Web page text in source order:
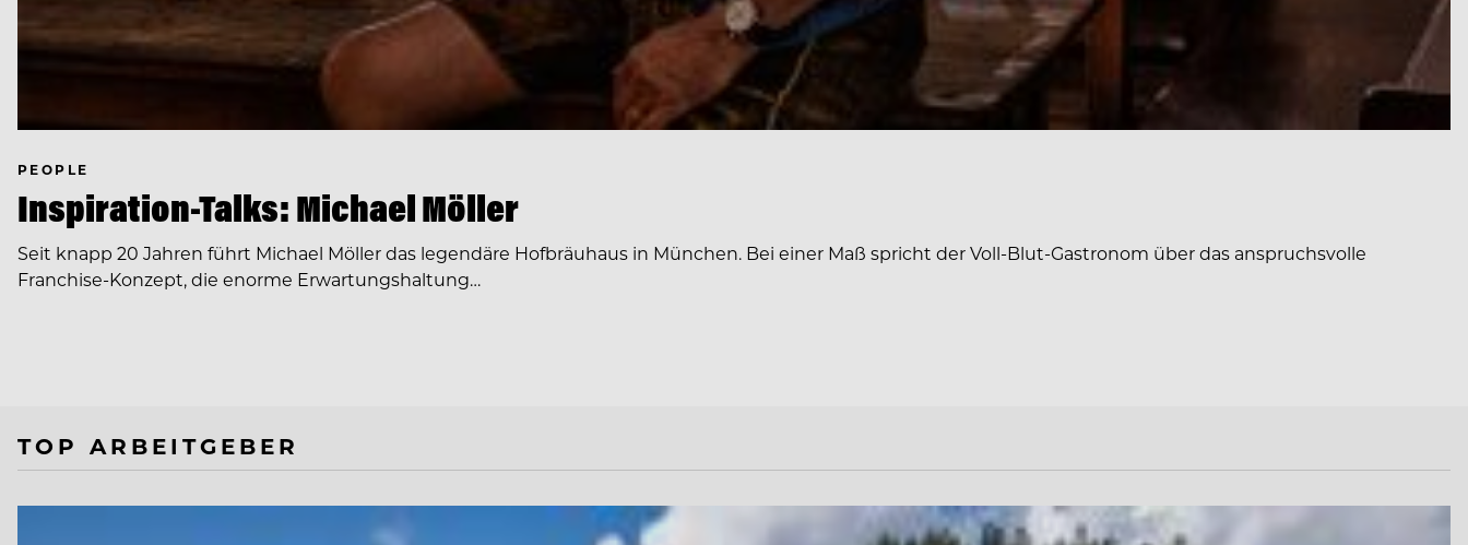
PEOPLE
Inspiration-Talks: Michael Möller
Seit knapp 20 Jahren führt Michael Möller das legendäre Hofbräuhaus in München. Bei einer Maß spricht der Voll-Blut-Gastronom über das anspruchsvolle
Franchise-Konzept, die enorme Erwartungshaltung…
TOP ARBEITGEBER